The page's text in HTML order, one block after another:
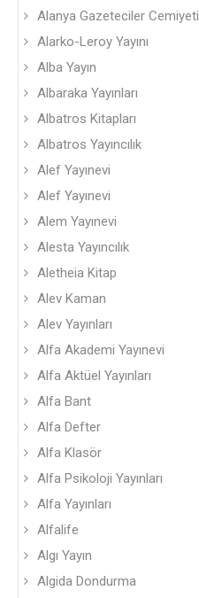
Alanya Gazeteciler Cemiyeti
Alarko-Leroy Yayını
Alba Yayın
Albaraka Yayınları
Albatros Kitapları
Albatros Yayıncılık
Alef Yayınevi
Alef Yayınevi
Alem Yayınevi
Alesta Yayıncılık
Aletheia Kitap
Alev Kaman
Alev Yayınları
Alfa Akademi Yayınevi
Alfa Aktüel Yayınları
Alfa Bant
Alfa Defter
Alfa Klasör
Alfa Psikoloji Yayınları
Alfa Yayınları
Alfalife
Algı Yayın
Algida Dondurma